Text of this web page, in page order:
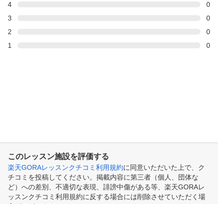
4
0
3
0
2
0
1
0
このレッスン施設を評価する
楽天GORAレッスンクチコミ利用規約に同意いただいた上で、ク
チコミを投稿してください。掲載内容に第三者（個人、団体な
ど）への差別、不適切な表現、誹謗中傷がある等、楽天GORAレ
ッスンクチコミ利用規約に反する場合には削除させていただく場